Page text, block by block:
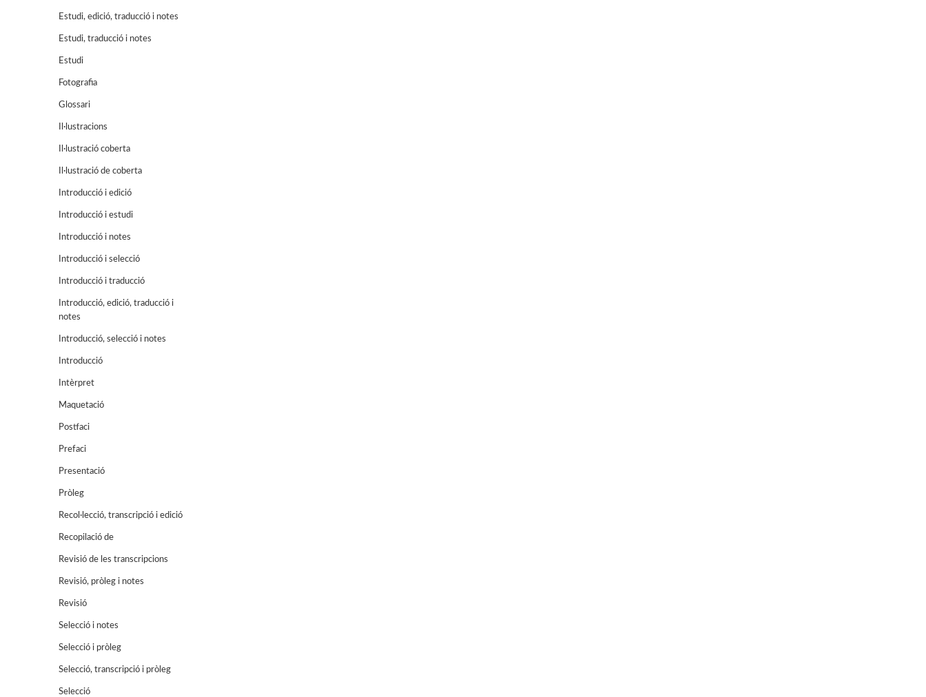
Estudi, edició, traducció i notes
Estudi, traducció i notes
Estudi
Fotografia
Glossari
Il·lustracions
Il·lustració coberta
Il·lustració de coberta
Introducció i edició
Introducció i estudi
Introducció i notes
Introducció i selecció
Introducció i traducció
Introducció, edició, traducció i
notes
Introducció, selecció i notes
Introducció
Intèrpret
Maquetació
Postfaci
Prefaci
Presentació
Pròleg
Recol·lecció, transcripció i edició
Recopilació de
Revisió de les transcripcions
Revisió, pròleg i notes
Revisió
Selecció i notes
Selecció i pròleg
Selecció, transcripció i pròleg
Selecció